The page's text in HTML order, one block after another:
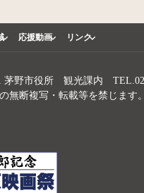
応援動画 リンク
茅野市役所 観光課内
無断複写・転載等を禁じます